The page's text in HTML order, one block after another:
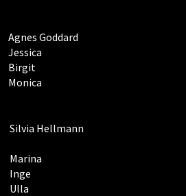
Agnes Goddard
Jessica
Birgit
Monica
Silvia Hellmann
Marina
Inge
Ulla